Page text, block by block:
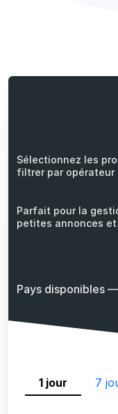
Sélectionnez les
filtrer par opérateur
Parfait pour la
petites annonces
Pays disponibles —
1 jour 7